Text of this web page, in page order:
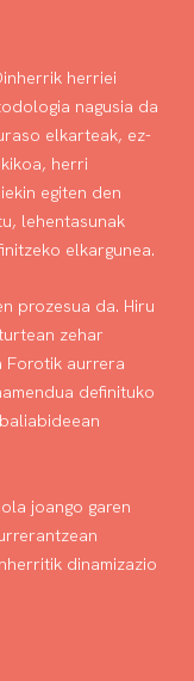
herriei
nagusia da
elkarteak, ez-
herri
egiten den
lehentasunak
elkargunea.
prozesua da. Hiru
zehar
Forotik aurrera
definituko
joango garen
dinamizazio